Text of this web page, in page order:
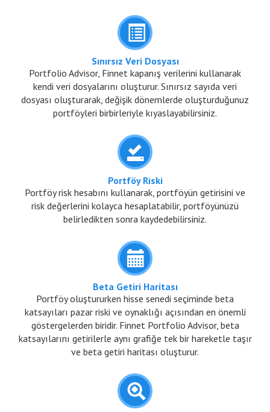
Sınırsız Veri Dosyası
Portfolio Advisor, Finnet kapanış verilerini kullanarak
kendi veri dosyalarını oluşturur. Sınırsız sayıda veri
dosyası oluşturarak, değişik dönemlerde oluşturduğunuz
portföyleri birbirleriyle kıyaslayabilirsiniz.
Portföy Riski
Portföy risk hesabını kullanarak, portföyün getirisini ve
risk değerlerini kolayca hesaplatabilir, portföyünüzü
belirledikten sonra kaydedebilirsiniz.
Beta Getiri Haritası
Portföy oluştururken hisse senedi seçiminde beta
katsayıları pazar riski ve oynaklığı açısından en önemli
göstergelerden biridir. Finnet Portfolio Advisor, beta
katsayılarını getirilerle aynı grafiğe tek bir hareketle taşır
ve beta getiri haritası oluşturur.